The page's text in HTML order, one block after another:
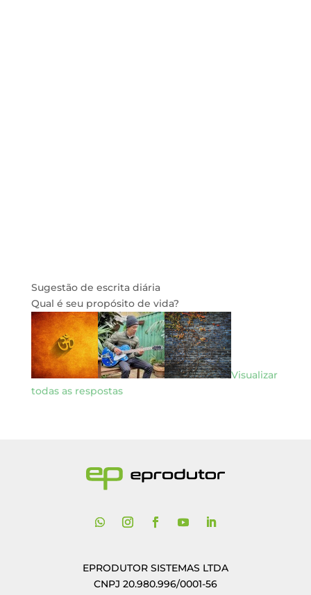
Sugestão de escrita diária
Qual é seu propósito de vida?
Visualizar
todas as respostas
EPRODUTOR SISTEMAS LTDA
CNPJ 20.980.996/0001-56